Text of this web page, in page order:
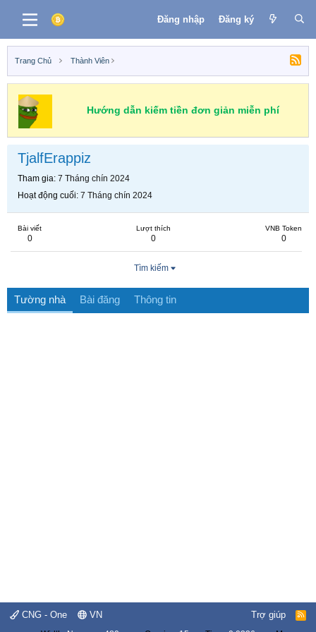
Đăng nhập Đăng ký
Trang Chủ Thành Viên
Hướng dẫn kiếm tiền đơn giản miễn phí
TjalfErappiz
Tham gia 7 Tháng chín 2024
Hoạt động cuối 7 Tháng chín 2024
Bài viết
0
Lượt thích
0
VNB Token
0
Tìm kiếm
Tường nhà Bài đăng Thông tin
CNG - One VN Trợ giúp
R